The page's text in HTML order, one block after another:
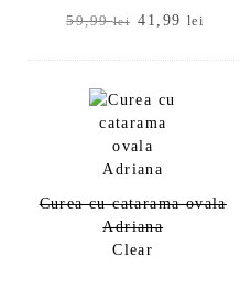
59,99lei Prețul
a
41,99 lei
este:
Curea cu catarama ovala
Adriana
Clear